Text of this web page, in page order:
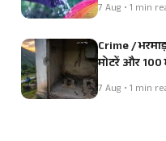
7 Aug • 1 min
Crime /
मोटरें और 100
7 Aug • 1 min